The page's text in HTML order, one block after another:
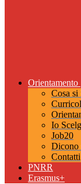
Orientamento
Cosa
Io
Job20
Dicono
Contatti
PNRR
Erasmus+